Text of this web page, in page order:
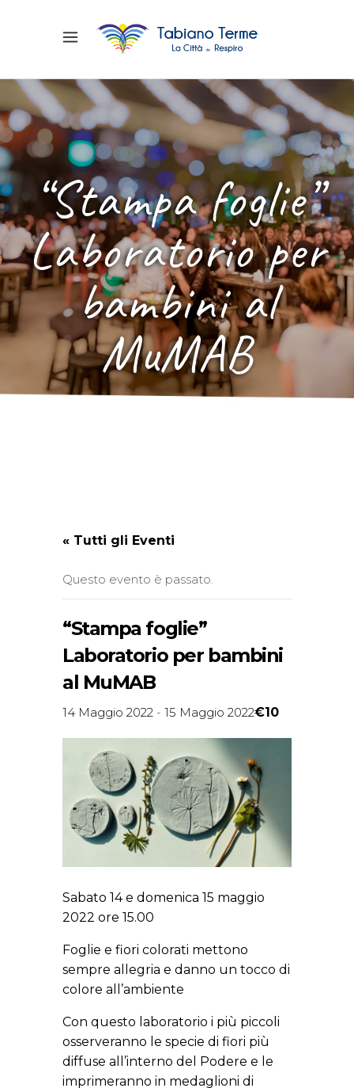
“Stampa foglie”
Laboratorio per
bambini al
MuMAB
« Tutti gli Eventi
Questo evento è passato.
“Stampa foglie”
Laboratorio per bambini
al MuMAB
14 Maggio 2022 - 15 Maggio 2022€10
Sabato 14 e domenica 15 maggio
2022 ore 15.00
Foglie e fiori colorati mettono
sempre allegria e danno un tocco di
colore all’ambiente
Con questo laboratorio i più piccoli
osserveranno le specie di fiori più
diffuse all’interno del Podere e le
imprimeranno in medaglioni di